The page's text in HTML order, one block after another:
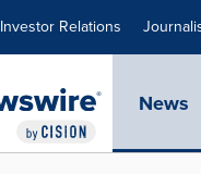
Investor Relations
News